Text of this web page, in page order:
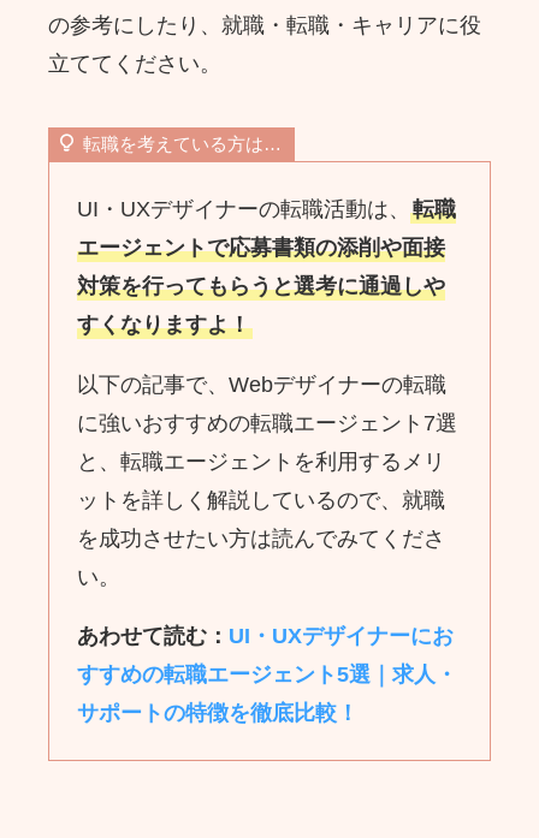
の参考にしたり、 就職・転職・キャリアに役
立ててください。
転職を考えている方は…
UI・UXデザイナーの転職活動は、 転職
エージェントで応募書類の添削や面接
対策を行ってもらうと選考に通過しや
すくなりますよ！
以下の記事で、Webデザイナーの転職
に強いおすすめの転職エージェント7選
と、転職エージェントを利用するメリ
ットを詳しく解説しているので、就職
を成功させたい方は読んでみてくださ
い。
あわせて読む： UI・UXデザイナーにお
すすめの転職エージェント5選｜求人・
サポートの特徴を徹底比較！